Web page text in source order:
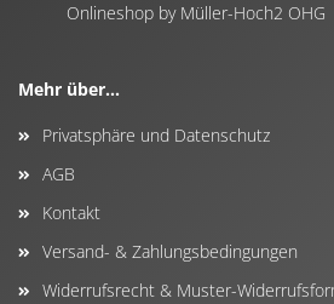
Onlineshop by Müller-Hoch2 OHG
Mehr über...
Privatsphäre und Datenschutz
AGB
Kontakt
Versand- & Zahlungsbedingungen
Widerrufsrecht & Muster-